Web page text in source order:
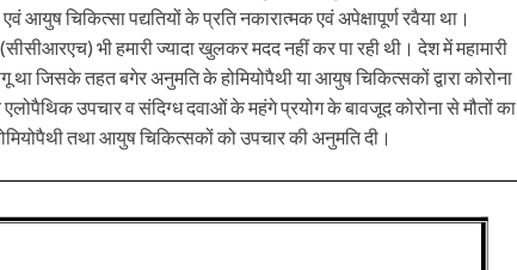
चिकित्सा पद्यतियों के प्रति नकारात्मक एवं अपेक्षापूर्ण रवैया था।
भी हमारी ज्यादा खुलकर मदद नहीं कर पा रही थी। देश में महामारी
जिसके तहत बगेर अनुमति के होमियोपैथी या आयुष चिकित्सकों द्वारा कोरोना
उपचार व संदिग्ध दवाओं के महंगे प्रयोग के बावजूद कोरोना से मौतों का
तथा आयुष चिकित्सकों को उपचार की अनुमति दी।